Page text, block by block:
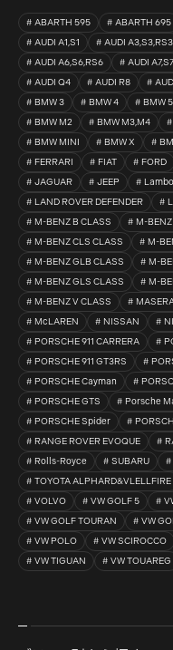
ABARTH 595 ABARTH 695
AUDI A1,S1
AUDI A3,S3,RS3
AUDI A6,S6,RS6
AUDI
AUDI Q4
AUDI R8
BMW 3
BMW 4 BMW 5
BMW M2
BMW M3,M4
BMW MINI
BMW X
FERRARI
FIAT FORD
JAGUAR
JEEP
LAND ROVER DEFENDER
M-BENZ B CLASS
M-BENZ
M-BENZ CLS CLASS
M-
M-BENZ GLB CLASS
M-
M-BENZ GLS CLASS
M-
M-BENZ V CLASS
McLAREN
NISSAN
PORSCHE 911 CARRERA
PORSCHE 911 GT3RS
PORSCHE Cayman
PORSCHE GTS
Porsche
PORSCHE Spider
RANGE ROVER EVOQUE
Rolls-Royce
SUBARU
TOYOTA ALPHARD&VLELLFIRE
VOLVO
VW GOLF 5
VW GOLF TOURAN
VW
VW POLO
VW SCIROCCO
VW TIGUAN
VW TOUAREG